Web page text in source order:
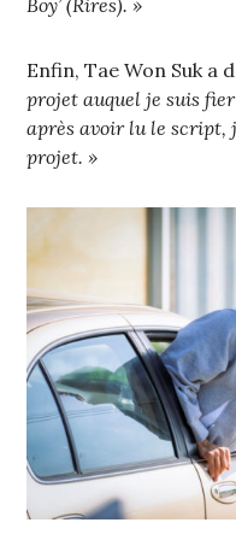
Boy’ (Rires). »
Enfin, Tae Won Suk a
projet auquel je suis
après avoir lu le script,
projet. »